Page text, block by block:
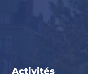
Activités